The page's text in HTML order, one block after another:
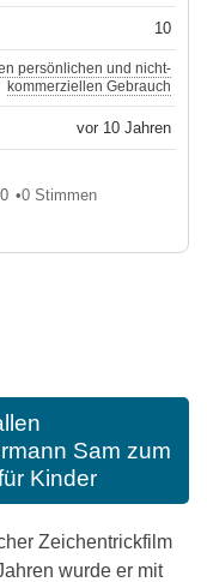
10
persönlichen und nicht-
kommerziellen Gebrauch
vor 10 Jahren
0 mir nicht
•0 Stimmen
Sam zum
Kinder
Zeichentrickfilm
wurde er mit